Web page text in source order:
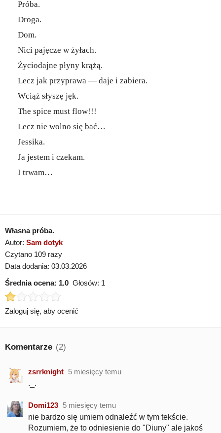
Próba.
Droga.
Dom.
Nici pajęcze w żyłach.
Życiodajne płyny krążą.
Lecz jak przyprawa — daje i zabiera.
Wciąż słyszę jęk.
The spice must flow!!!
Lecz nie wolno się bać…
Jessika.
Ja jestem i czekam.
I trwam…
Własna próba.
Autor: Sam dotyk
Czytano 109 razy
Data dodania: 03.03.2026
Średnia ocena: 1.0 Głosów: 1
Zaloguj się, aby ocenić
Komentarze (2)
zsrrknight 5 miesięcy temu
._.
Domi123 5 miesięcy temu
nie bardzo się umiem odnaleźć w tym tekście.
Rozumiem, że to odniesienie do "Diuny" ale jakoś